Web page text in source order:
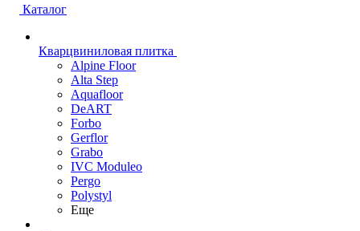
Каталог
Кварцвиниловая плитка
Alpine Floor
Alta Step
Aquafloor
DeART
Forbo
Gerflor
Grabo
IVC Moduleo
Pergo
Polystyl
Еще